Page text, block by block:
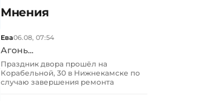
Мнения
Ева06.08, 07:54
Агонь...
Праздник двора прошёл на
Корабельной, 30 в Нижнекамске по
случаю завершения ремонта